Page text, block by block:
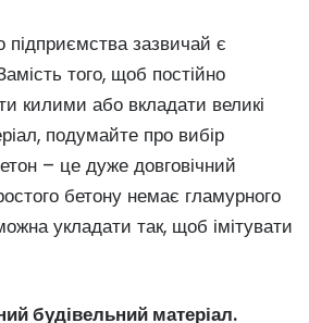
підприємства зазвичай є
того, щоб постійно
килими або вкладати великі
подумайте про вибір
– це дуже довговічний
бетону немає гламурного
укладати так, щоб імітувати
будівельний матеріал.